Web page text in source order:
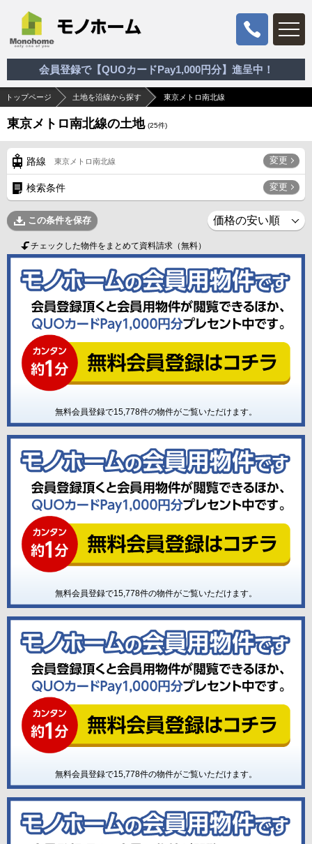
会員登録で【QUOカードPay1,000円分】進呈中！
トップページ 土地を沿線から探す 東京メトロ南北線
東京メトロ南北線の土地 (25件)
路線 東京メトロ南北線 変更
検索条件 変更
この条件を保存
チェックした物件をまとめて資料請求（無料）
無料会員登録で15,778件の物件がご覧いただけます。
無料会員登録で15,778件の物件がご覧いただけます。
無料会員登録で15,778件の物件がご覧いただけます。